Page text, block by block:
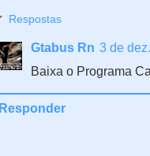
Respostas
Gtabus Rn 3 de
Baixa o Programa
Responder